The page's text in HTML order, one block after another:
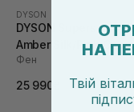
DYSON
DYSON Supersonic
Amber Silk/Pink
Фен
25 990₴
НА
Твій